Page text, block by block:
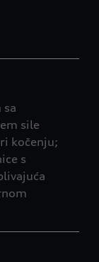
sile
kočenju;
s